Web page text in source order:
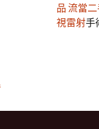
品 流當
視雷射手